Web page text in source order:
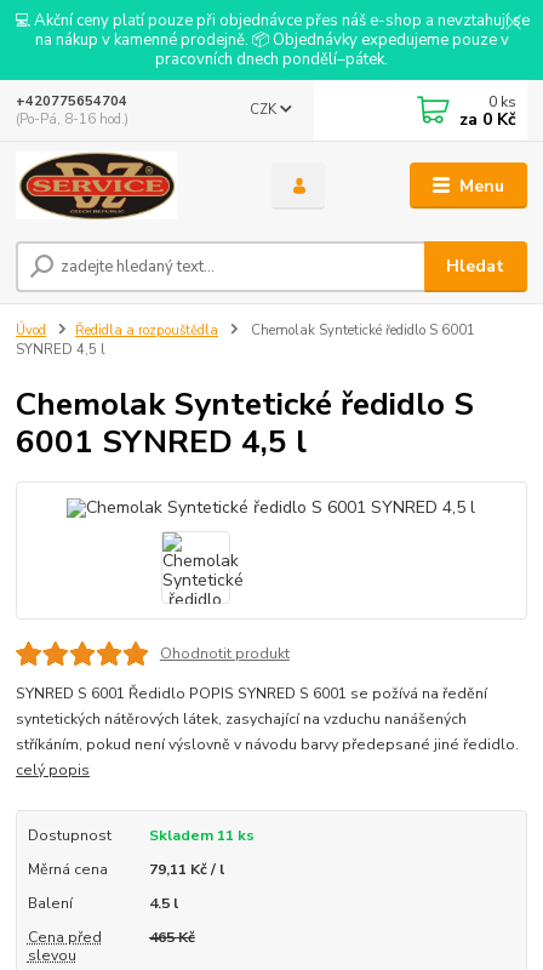
💻 Akční ceny platí pouze při objednávce přes náš e-shop a nevztahují se
na nákup v kamenné prodejně. 📦 Objednávky expedujeme pouze v
pracovních dnech pondělí–pátek.
Menu
CZK
Hledat
+420775654704
(Po-Pá, 8-16 hod.)
0 ks
za 0 Kč
Úvod Ředidla a rozpouštědla
Chemolak Syntetické ředidlo S 6001
SYNRED 4,5 l
Chemolak Syntetické ředidlo S
6001 SYNRED 4,5 l
Ohodnotit produkt
SYNRED S 6001 Ředidlo POPIS SYNRED S 6001 se požívá na ředění
syntetických nátěrových látek, zasychající na vzduchu nanášených
stříkáním, pokud není výslovně v návodu barvy předepsané jiné ředidlo.
celý popis
Dostupnost
Skladem 11 ks
Měrná cena
79,11 Kč / l
Balení
4.5 l
Cena před
slevou
465 Kč